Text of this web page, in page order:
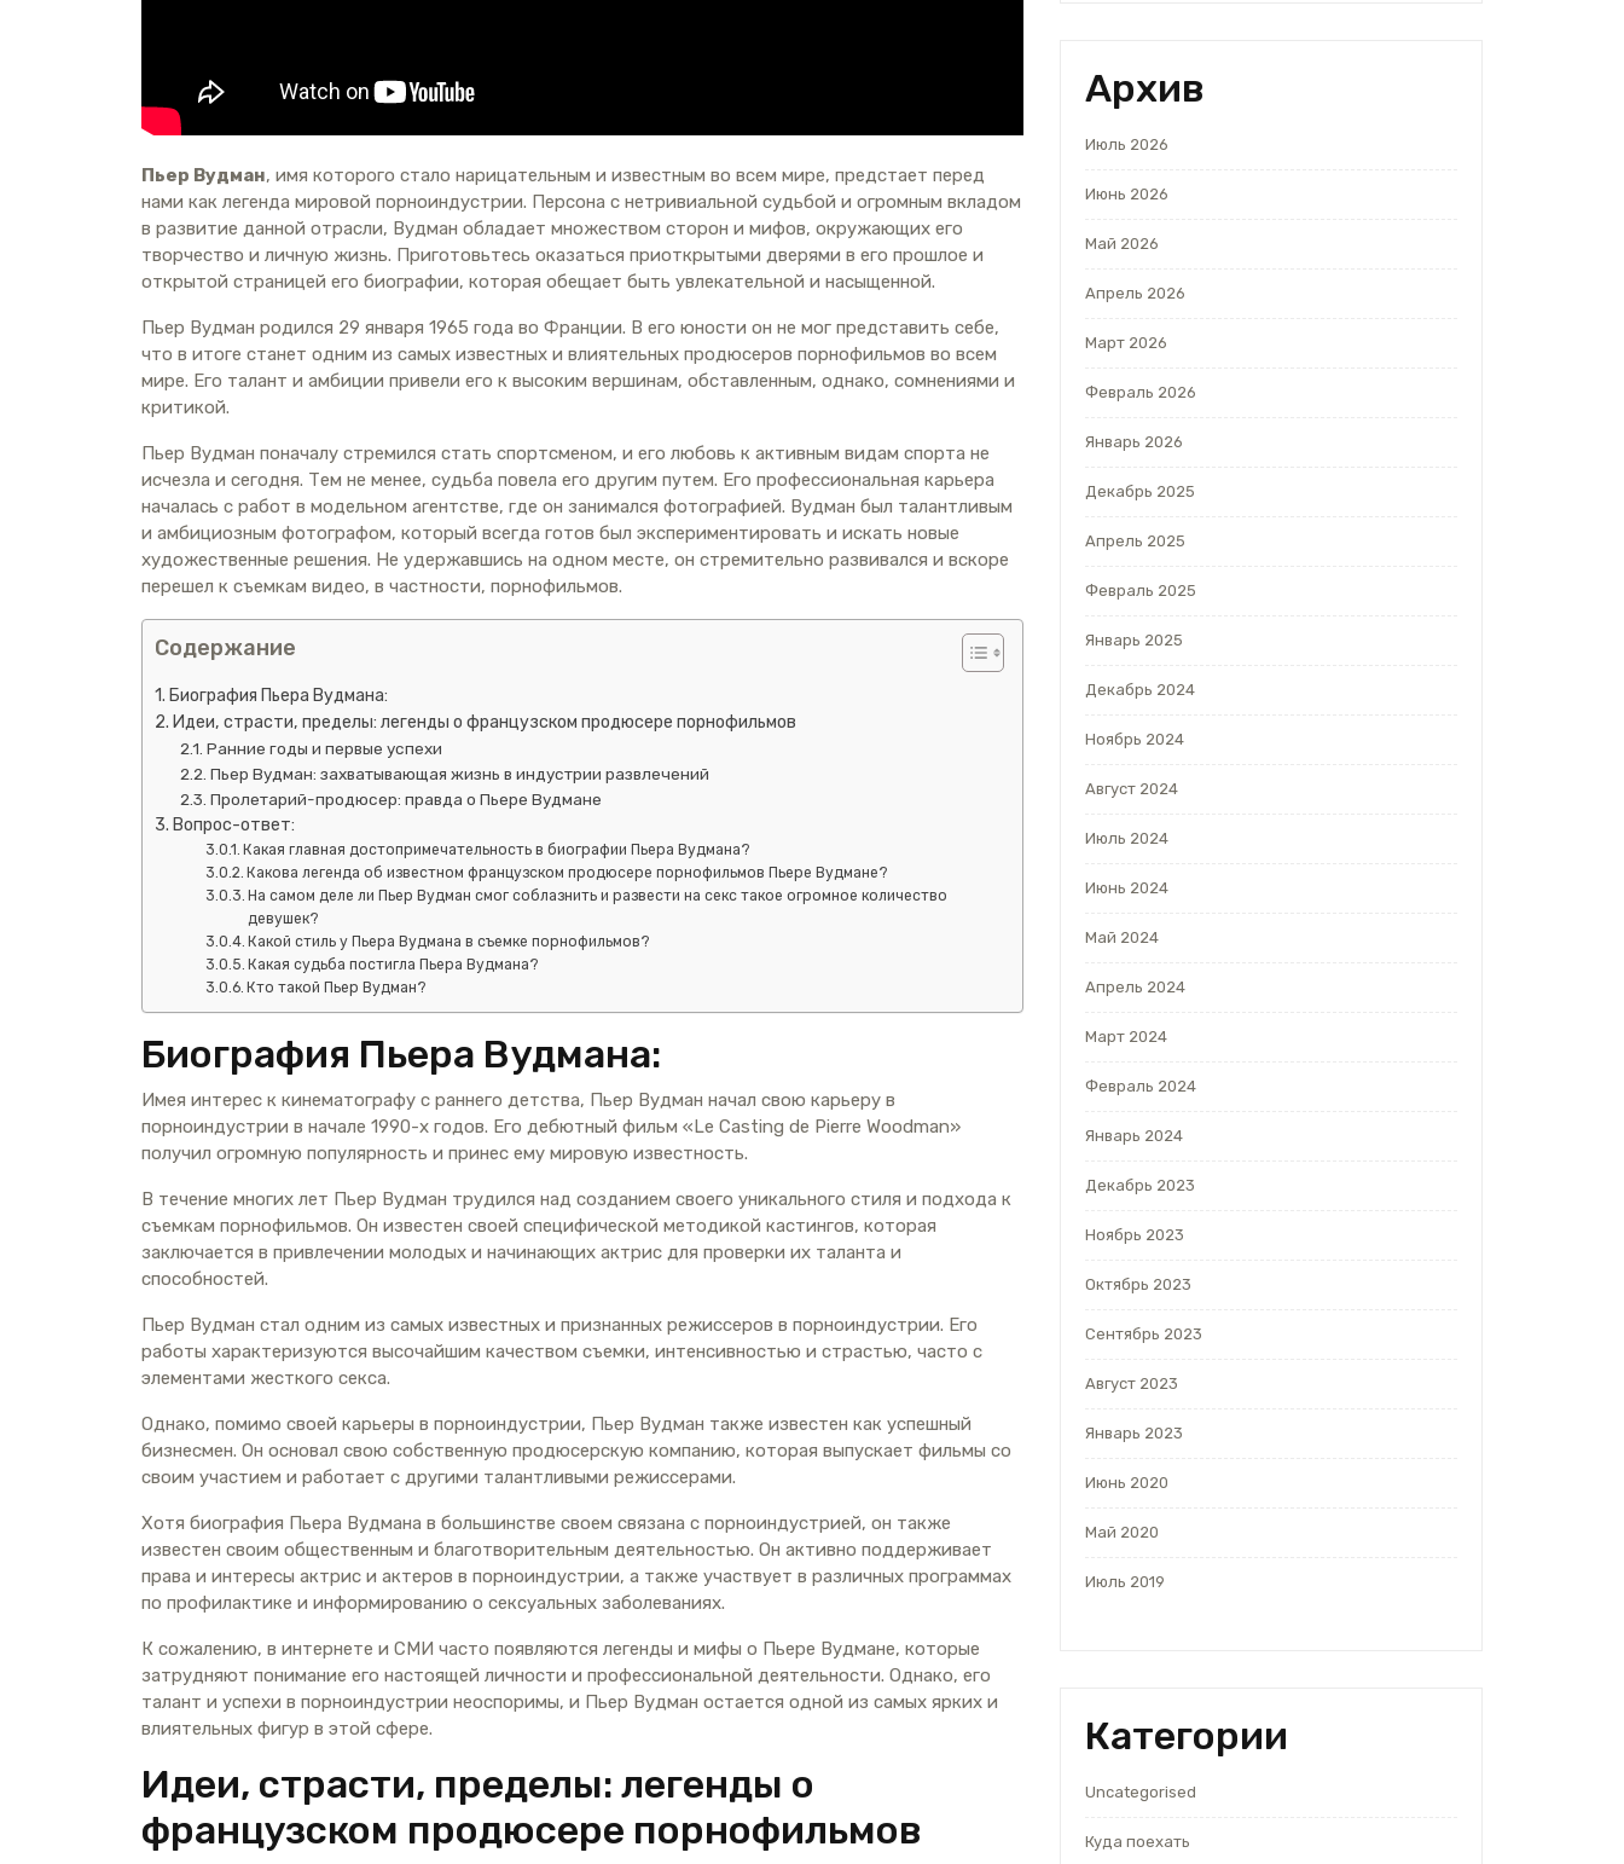
Пьер Вудман, имя которого стало нарицательным и известным во всем мире, предстает перед
нами как легенда мировой порноиндустрии. Персона с нетривиальной судьбой и огромным вкладом
в развитие данной отрасли, Вудман обладает множеством сторон и мифов, окружающих его
творчество и личную жизнь. Приготовьтесь оказаться приоткрытыми дверями в его прошлое и
открытой страницей его биографии, которая обещает быть увлекательной и насыщенной.
Пьер Вудман родился 29 января 1965 года во Франции. В его юности он не мог представить себе,
что в итоге станет одним из самых известных и влиятельных продюсеров порнофильмов во всем
мире. Его талант и амбиции привели его к высоким вершинам, обставленным, однако, сомнениями и
критикой.
Пьер Вудман поначалу стремился стать спортсменом, и его любовь к активным видам спорта не
исчезла и сегодня. Тем не менее, судьба повела его другим путем. Его профессиональная карьера
началась с работ в модельном агентстве, где он занимался фотографией. Вудман был талантливым
и амбициозным фотографом, который всегда готов был экспериментировать и искать новые
художественные решения. Не удержавшись на одном месте, он стремительно развивался и вскоре
перешел к съемкам видео, в частности, порнофильмов.
Содержание
Биография Пьера Вудмана:
Идеи, страсти, пределы: легенды о французском продюсере порнофильмов
Ранние годы и первые успехи
Пьер Вудман: захватывающая жизнь в индустрии развлечений
Пролетарий-продюсер: правда о Пьере Вудмане
Вопрос-ответ:
Какая главная достопримечательность в биографии Пьера Вудмана?
Какова легенда об известном французском продюсере порнофильмов Пьере Вудмане?
На самом деле ли Пьер Вудман смог соблазнить и развести на секс такое огромное количество
девушек?
Какой стиль у Пьера Вудмана в съемке порнофильмов?
Какая судьба постигла Пьера Вудмана?
Кто такой Пьер Вудман?
Биография Пьера Вудмана:
Имея интерес к кинематографу с раннего детства, Пьер Вудман начал свою карьеру в
порноиндустрии в начале 1990-х годов. Его дебютный фильм «Le Casting de Pierre Woodman»
получил огромную популярность и принес ему мировую известность.
В течение многих лет Пьер Вудман трудился над созданием своего уникального стиля и подхода к
съемкам порнофильмов. Он известен своей специфической методикой кастингов, которая
заключается в привлечении молодых и начинающих актрис для проверки их таланта и
способностей.
Пьер Вудман стал одним из самых известных и признанных режиссеров в порноиндустрии. Его
работы характеризуются высочайшим качеством съемки, интенсивностью и страстью, часто с
элементами жесткого секса.
Однако, помимо своей карьеры в порноиндустрии, Пьер Вудман также известен как успешный
бизнесмен. Он основал свою собственную продюсерскую компанию, которая выпускает фильмы со
своим участием и работает с другими талантливыми режиссерами.
Хотя биография Пьера Вудмана в большинстве своем связана с порноиндустрией, он также
известен своим общественным и благотворительным деятельностью. Он активно поддерживает
права и интересы актрис и актеров в порноиндустрии, а также участвует в различных программах
по профилактике и информированию о сексуальных заболеваниях.
К сожалению, в интернете и СМИ часто появляются легенды и мифы о Пьере Вудмане, которые
затрудняют понимание его настоящей личности и профессиональной деятельности. Однако, его
талант и успехи в порноиндустрии неоспоримы, и Пьер Вудман остается одной из самых ярких и
влиятельных фигур в этой сфере.
Идеи, страсти, пределы: легенды о
французском продюсере порнофильмов
Архив
Июль 2026
Июнь 2026
Май 2026
Апрель 2026
Март 2026
Февраль 2026
Январь 2026
Декабрь 2025
Апрель 2025
Февраль 2025
Январь 2025
Декабрь 2024
Ноябрь 2024
Август 2024
Июль 2024
Июнь 2024
Май 2024
Апрель 2024
Март 2024
Февраль 2024
Январь 2024
Декабрь 2023
Ноябрь 2023
Октябрь 2023
Сентябрь 2023
Август 2023
Январь 2023
Июнь 2020
Май 2020
Июль 2019
Категории
Uncategorised
Куда поехать